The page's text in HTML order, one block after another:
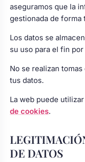
porta alianzas
Detalles de
Otros regalos
aseguramos que la
gestionada de
Los datos se
su uso para el fin
No se realizan
tus datos.
La web puede
de cookies.
DE DATOS